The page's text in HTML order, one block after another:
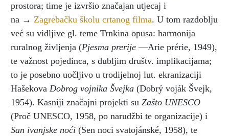
prostora; time je izvršio značajan utjecaj i
na → Zagrebačku školu crtanog filma. U tom razdoblju
već su vidljive gl. teme Trnkina opusa: harmonija
ruralnog življenja (Pjesma prerije —Arie prérie, 1949),
te važnost pojedinca, s dubljim društv. implikacijama;
to je posebno uočljivo u trodijelnoj lut. ekranizaciji
Hašekova Dobrog vojnika Švejka (Dobrý voják Švejk,
1954). Kasniji značajni projekti su Zašto UNESCO
(Proč UNESCO, 1958, po narudžbi te organizacije) i
San ivanjske noći (Sen noci svatojánské, 1958), te